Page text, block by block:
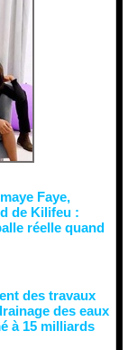
Faye,
de Kilifeu :
réelle quand
des travaux
des eaux
à 15 milliards